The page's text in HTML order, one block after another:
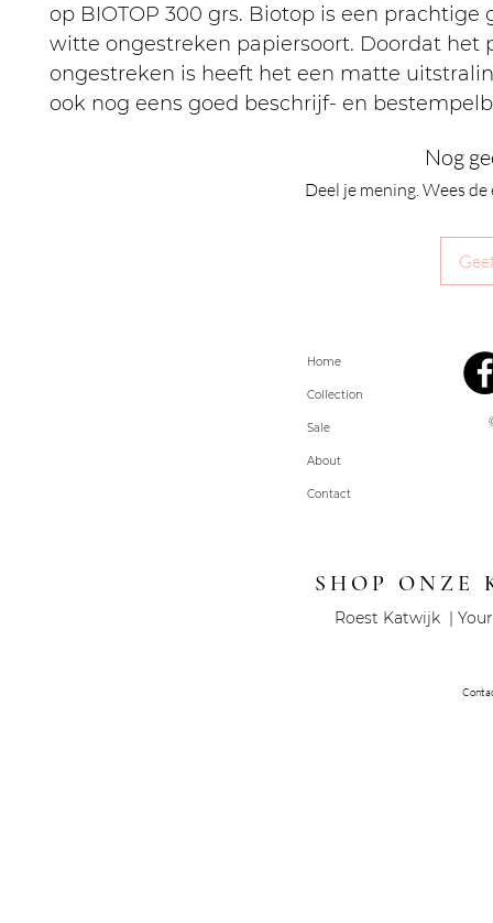
op BIOTOP 300 grs. Biotop is een prachtige
witte ongestreken papiersoort. Doordat het
ongestreken is heeft het een matte
ook nog eens goed beschrijf- en
Nog
Deel je mening. Wees
Home
Collection
Sale
About
Contact
SHOP ONZE
Roest Katwijk |